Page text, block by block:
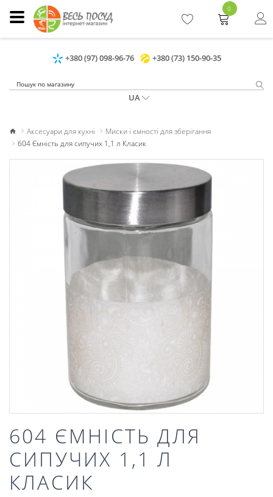
+380 (97) 098-96-76 +380 (73) 150-90-35
UA
0
Аксесуари для кухні
Миски і ємності для зберігання
604 Ємність для сипучих 1,1 л Класик
604 ЄМНІСТЬ ДЛЯ
СИПУЧИХ 1,1 Л
КЛАСИК